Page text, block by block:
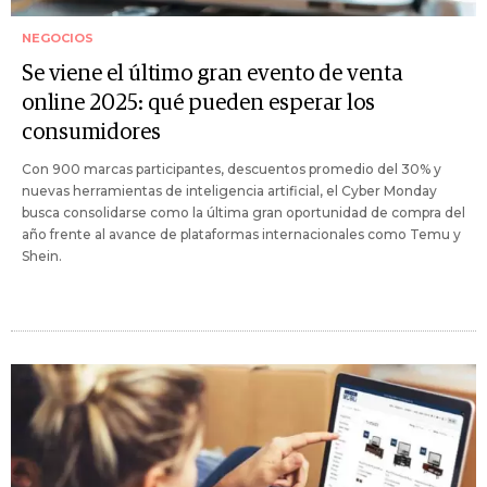
NEGOCIOS
Se viene el último gran evento de venta
online 2025: qué pueden esperar los
consumidores
Con 900 marcas participantes, descuentos promedio del 30% y
nuevas herramientas de inteligencia artificial, el Cyber Monday
busca consolidarse como la última gran oportunidad de compra del
año frente al avance de plataformas internacionales como Temu y
Shein.